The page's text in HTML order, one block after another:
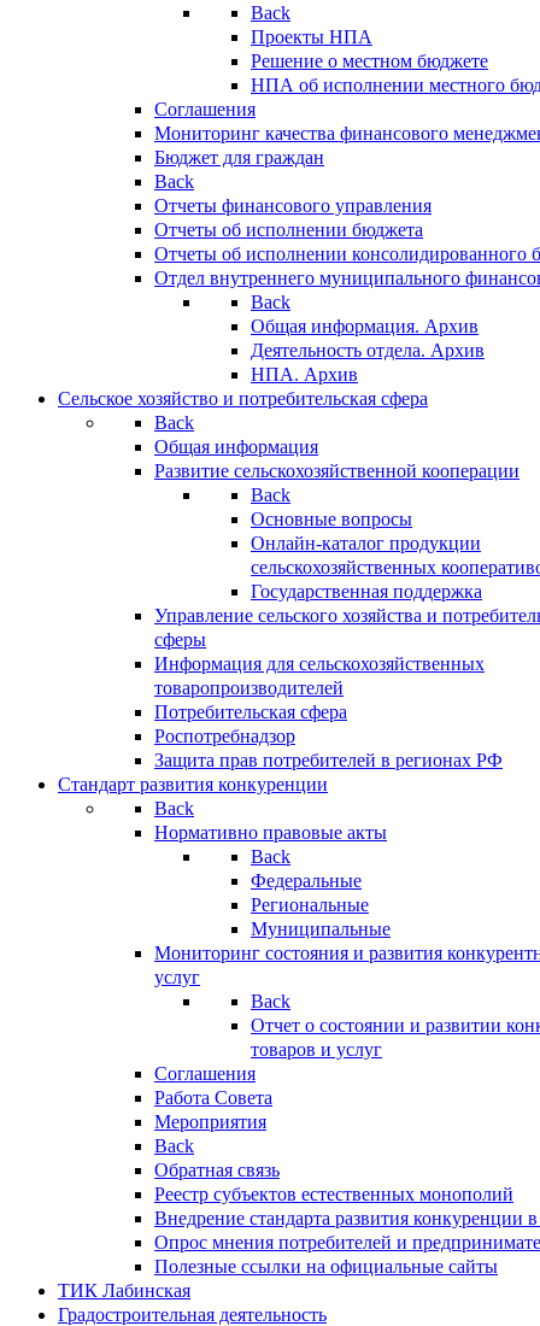
Back
Проекты НПА
Решение о местном бюджете
НПА об исполнении местного
Соглашения
Мониторинг качества финансового
Бюджет для граждан
Back
Отчеты финансового управления
Отчеты об исполнении бюджета
Отчеты об исполнении консолидированного
Отдел внутреннего муниципального
Back
Общая информация. Архив
Деятельность отдела. Архив
НПА. Архив
Сельское хозяйство и потребительская сфера
Back
Общая информация
Развитие сельскохозяйственной кооперации
Back
Основные вопросы
Онлайн-каталог продукции
сельскохозяйственных
Государственная поддержка
Управление сельского хозяйства и
сферы
Информация для сельскохозяйственных
товаропроизводителей
Потребительская сфера
Роспотребнадзор
Защита прав потребителей в регионах РФ
Стандарт развития конкуренции
Back
Нормативно правовые акты
Back
Федеральные
Региональные
Муниципальные
Мониторинг состояния и развития
услуг
Back
Отчет о состоянии и развитии
товаров и услуг
Соглашения
Работа Совета
Мероприятия
Back
Обратная связь
Реестр субъектов естественных монополий
Внедрение стандарта развития конкуренции
Опрос мнения потребителей и
Полезные ссылки на официальные сайты
ТИК Лабинская
Градостроительная деятельность